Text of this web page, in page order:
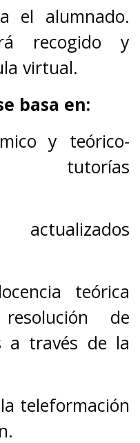
el alumnado.
recogido y
virtual.
basa en:
y teórico-
tutorías
actualizados
teórica
de
a través de la
teleformación